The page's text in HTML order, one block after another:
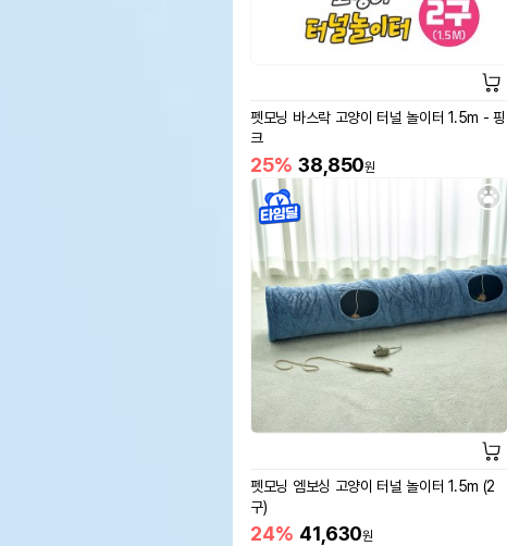
펫모닝 바스락 고양이 터널 놀이터 1.5m - 핑
크
25% 38,850원
펫모닝 엠보싱 고양이 터널 놀이터 1.5m (2
구)
24% 41,630원